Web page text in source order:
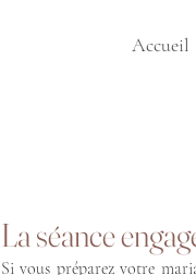
Accueil
La séance
Si vous préparez votre